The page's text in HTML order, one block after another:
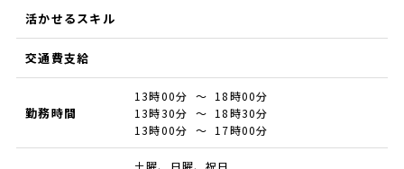
活かせるスキル
交通費支給
勤務時間
13時00分 ～ 18時00分
13時30分 ～ 18時30分
13時00分 ～ 17時00分